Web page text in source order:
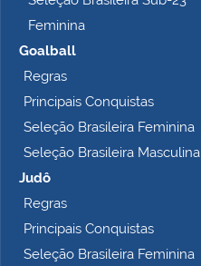
Feminina
Goalball
Regras
Principais Conquistas
Seleção Brasileira Feminina
Seleção Brasileira Masculina
Judô
Regras
Principais Conquistas
Seleção Brasileira Feminina